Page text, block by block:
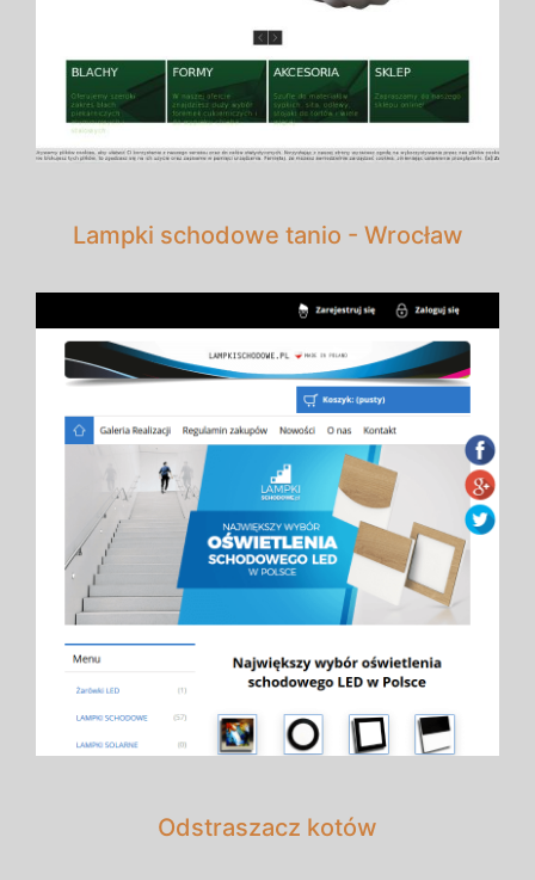
Lampki schodowe tanio - Wrocław
Odstraszacz kotów